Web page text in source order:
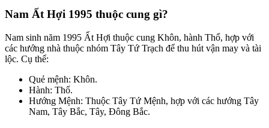
Nam Ất Hợi 1995 thuộc cung gì?
Nam sinh năm 1995 Ất Hợi thuộc cung Khôn, hành Thổ, hợp với
các hướng nhà thuộc nhóm Tây Tứ Trạch để thu hút vận may và tài
lộc. Cụ thể:
Quẻ mệnh: Khôn.
Hành: Thổ.
Hướng Mệnh: Thuộc Tây Tứ Mệnh, hợp với các hướng Tây
Nam, Tây Bắc, Tây, Đông Bắc.